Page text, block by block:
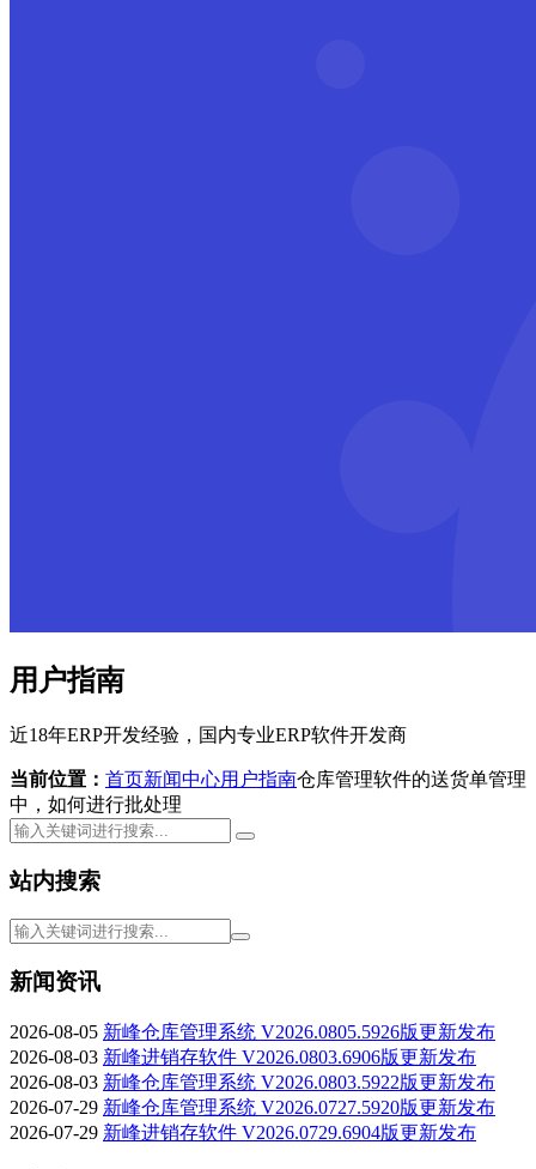
用户指南
近18年ERP开发经验，国内专业ERP软件开发商
当前位置： 首页新闻中心用户指南仓库管理软件的送货单管理
中，如何进行批处理
站内搜索
新闻资讯
2026-08-05 新峰仓库管理系统 V2026.0805.5926版更新发布
2026-08-03 新峰进销存软件 V2026.0803.6906版更新发布
2026-08-03 新峰仓库管理系统 V2026.0803.5922版更新发布
2026-07-29 新峰仓库管理系统 V2026.0727.5920版更新发布
2026-07-29 新峰进销存软件 V2026.0729.6904版更新发布